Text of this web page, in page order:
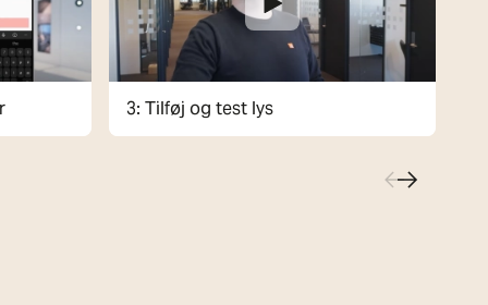
3: Tilføj og test lys